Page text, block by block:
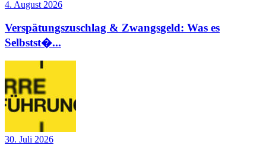
4. August 2026
Verspätungszuschlag & Zwangsgeld: Was es
Selbstst�...
30. Juli 2026